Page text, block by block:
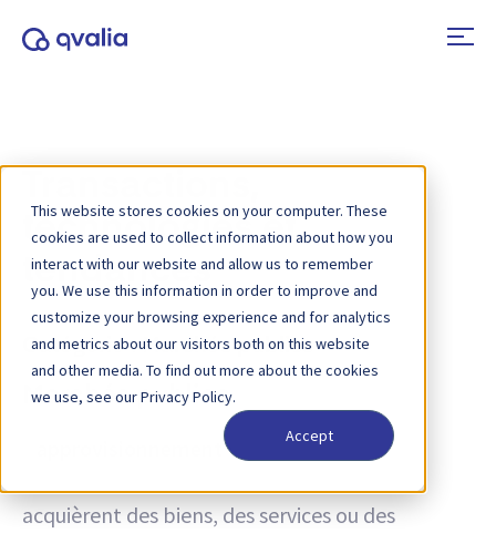
This website stores cookies on your computer. These
cookies are used to collect information about how you
interact with our website and allow us to remember
you. We use this information in order to improve and
customize your browsing experience and for analytics
and metrics about our visitors both on this website
and other media. To find out more about the cookies
we use, see our Privacy Policy.
Accept
technologies et
tendances
Catégorie :Marchés publics
Marchés publics
est le processus
acquièrent des biens, des services ou des